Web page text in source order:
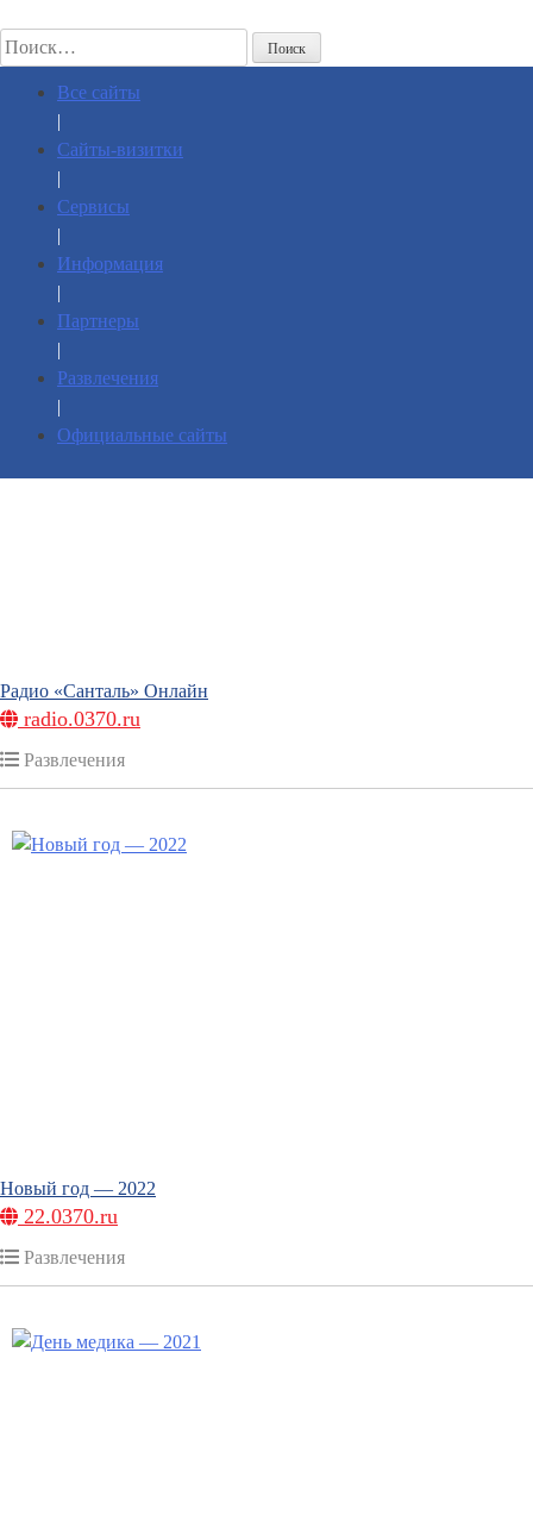
Найти:
Все сайты
|
Сайты-визитки
|
Сервисы
|
Информация
|
Партнеры
|
Развлечения
|
Официальные сайты
Рубрика:
Радио «Санталь» Онлайн
radio.0370.ru
Развлечения
Новый год — 2022
22.0370.ru
Развлечения